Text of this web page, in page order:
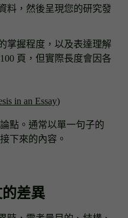
料，然後呈現您的研究發
掌握程度，以及表達理解
頁，但實際長度會因各
in an Essay)
點。通常以單一句子的
下來的內容。
差異